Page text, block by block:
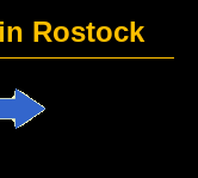
Rostock